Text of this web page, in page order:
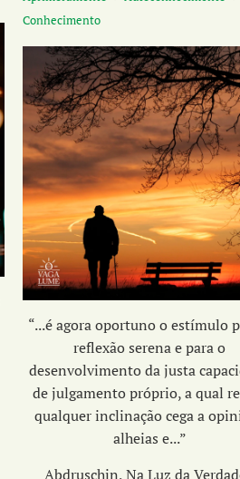
Conhecimento
“...é agora oportuno o estímulo
reflexão serena e para o
desenvolvimento dajusta
de julgamento próprio,a qual
qualquer inclinação cega a
alheias e...”
Abdruschin, Na Luz da